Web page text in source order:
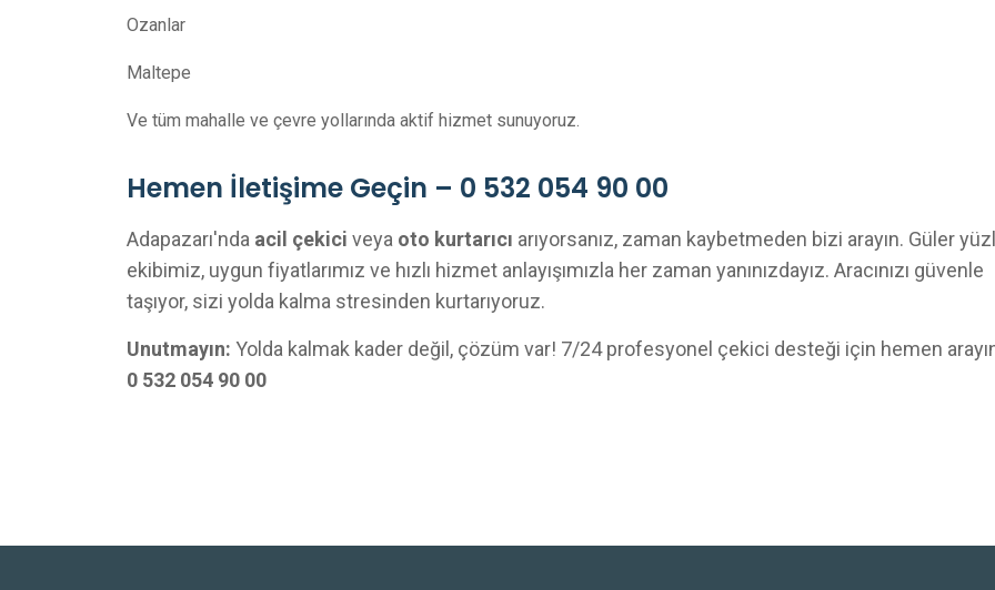
Ozanlar
Maltepe
Ve tüm mahalle ve çevre yollarında aktif hizmet sunuyoruz.
Hemen İletişime Geçin – 0 532 054 90 00
Adapazarı'nda acil çekici veya oto kurtarıcı arıyorsanız, zaman kaybetmeden bizi arayın. Güler
ekibimiz, uygun fiyatlarımız ve hızlı hizmet anlayışımızla her zaman yanınızdayız. Aracınızı güvenle
taşıyor, sizi yolda kalma stresinden kurtarıyoruz.
Unutmayın: Yolda kalmak kader değil, çözüm var! 7/24 profesyonel çekici desteği için hemen
0 532 054 90 00